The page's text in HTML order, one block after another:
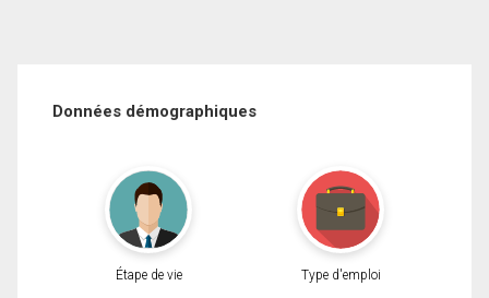
Données démographiques
Étape de vie Type d'emploi